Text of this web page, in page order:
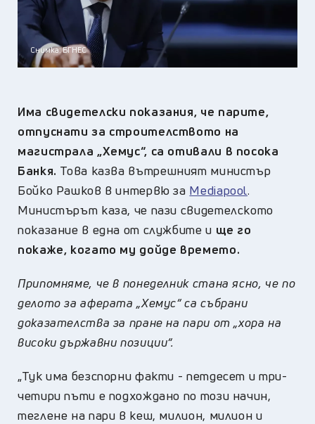
Снимка: БГНЕС
Има свидетелски показания, че парите,
отпуснати за строителството на
магистрала „Хемус“, са отивали в посока
Банкя. Това казва вътрешният министър
Бойко Рашков в интервю за Mediapool.
Министърът каза, че пази свидетелското
показание в една от службите и ще го
покаже, когато му дойде времето.
Припомняме, че в понеделник стана ясно, че по
делото за аферата „Хемус“ са събрани
доказателства за пране на пари от „хора на
високи държавни позиции“.
„Тук има безспорни факти - петдесет и три-
четири пъти е подхождано по този начин,
теглене на пари в кеш, милион, милион и